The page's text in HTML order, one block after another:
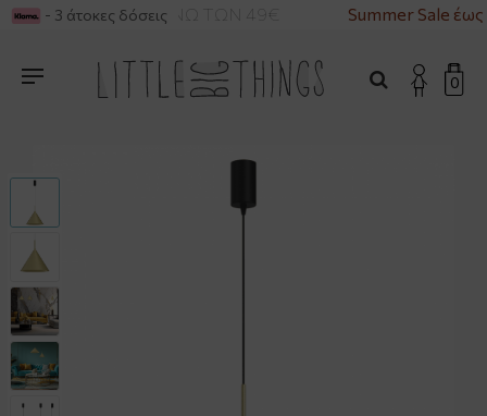
ΓΙΑ ΑΓΟΡΕΣ ΑΝΩ ΤΩΝ 49€ Summer Sale έως
- 3 άτοκες δόσεις
0